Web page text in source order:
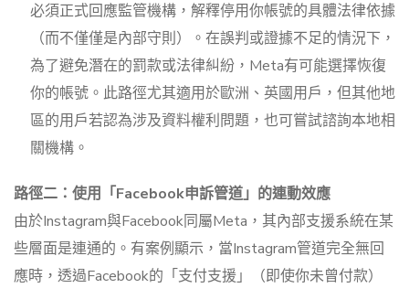
必須正式回應監管機構，解釋停用你帳號的具體法律依據
（而不僅僅是內部守則）。在誤判或證據不足的情況下，
為了避免潛在的罰款或法律糾紛，Meta有可能選擇恢復
你的帳號。此路徑尤其適用於歐洲、英國用戶，但其他地
區的用戶若認為涉及資料權利問題，也可嘗試諮詢本地相
關機構。
路徑二：使用「Facebook申訴管道」的連動效應
由於Instagram與Facebook同屬Meta，其內部支援系統在某
些層面是連通的。有案例顯示，當Instagram管道完全無回
應時，透過Facebook的「支付支援」（即使你未曾付款）